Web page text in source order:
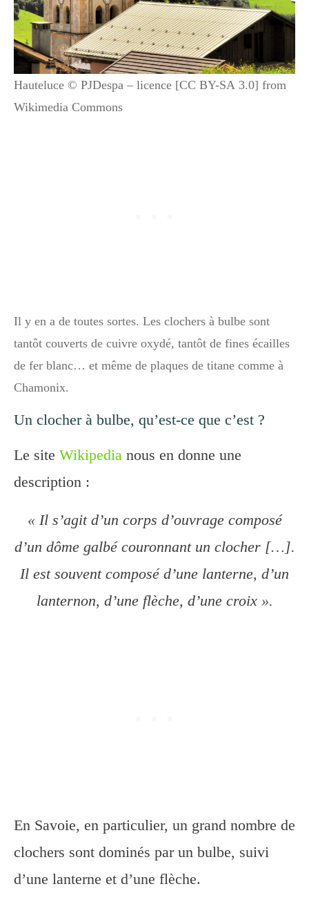
Hauteluce © PJDespa – licence [CC BY-SA 3.0] from
Wikimedia Commons
Il y en a de toutes sortes. Les clochers à bulbe sont
tantôt couverts de cuivre oxydé, tantôt de fines écailles
de fer blanc… et même de plaques de titane comme à
Chamonix.
Un clocher à bulbe, qu’est-ce que c’est ?
Le site Wikipedia nous en donne une
description :
« Il s’agit d’un corps d’ouvrage composé
d’un dôme galbé couronnant un clocher […].
Il est souvent composé d’une lanterne, d’un
lanternon, d’une flèche, d’une croix ».
En Savoie, en particulier, un grand nombre de
clochers sont dominés par un bulbe, suivi
d’une lanterne et d’une flèche.